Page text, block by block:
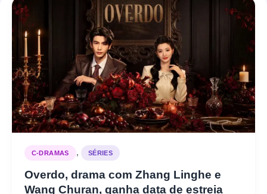
C-DRAMAS , SÉRIES
Overdo, drama com Zhang Linghe e
Wang Churan, ganha data de estreia